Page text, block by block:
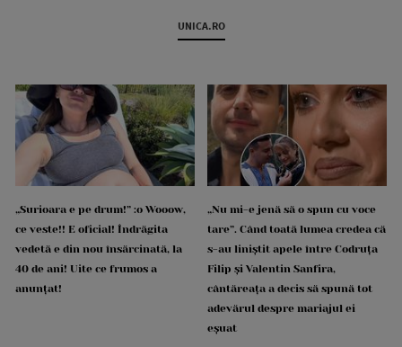
UNICA.RO
„Surioara e pe drum!” :o Wooow,
ce veste!! E oficial! Îndrăgita
vedetă e din nou însărcinată, la
40 de ani! Uite ce frumos a
anunțat!
„Nu mi-e jenă să o spun cu voce
tare”. Când toată lumea credea că
s-au liniștit apele între Codruța
Filip și Valentin Sanfira,
cântăreața a decis să spună tot
adevărul despre mariajul ei
eșuat